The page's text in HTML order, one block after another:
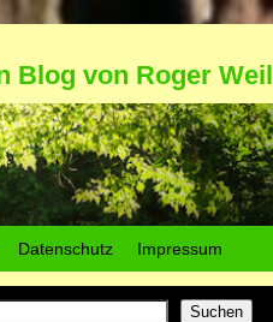
Blog von Roger Weil
Datenschutz Impressum
Suchen